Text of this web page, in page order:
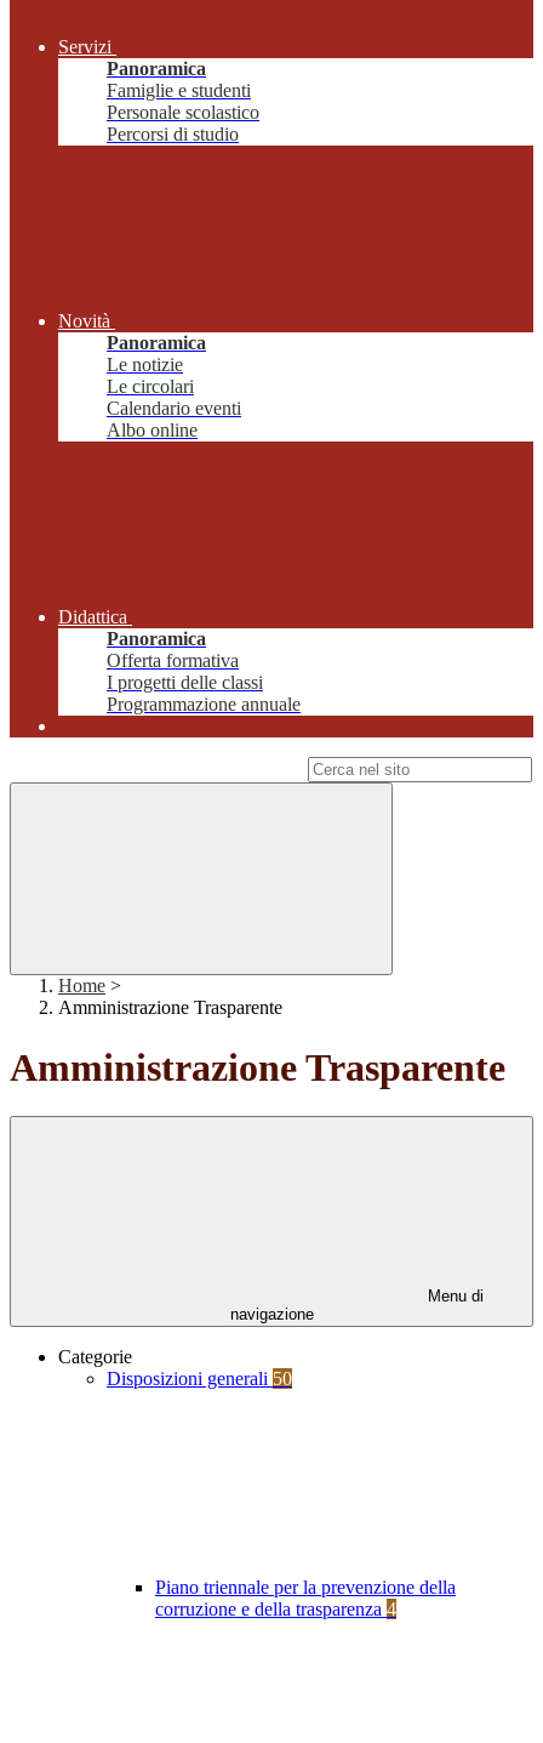
Servizi
Panoramica
Famiglie e studenti
Personale scolastico
Percorsi di studio
Novità
Panoramica
Le notizie
Le circolari
Calendario eventi
Albo online
Didattica
Panoramica
Offerta formativa
I progetti delle classi
Programmazione annuale
Home >
Amministrazione Trasparente
Amministrazione Trasparente
Menu di
navigazione
Categorie
Disposizioni generali 50
Piano triennale per la prevenzione della
corruzione e della trasparenza 4